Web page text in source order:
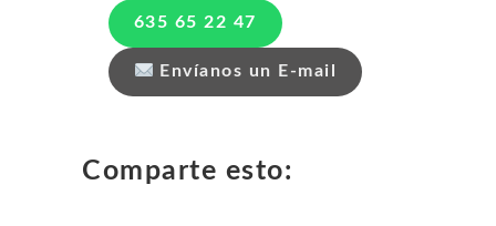
635 65 22 47
Envíanos un E-mail
Comparte esto: